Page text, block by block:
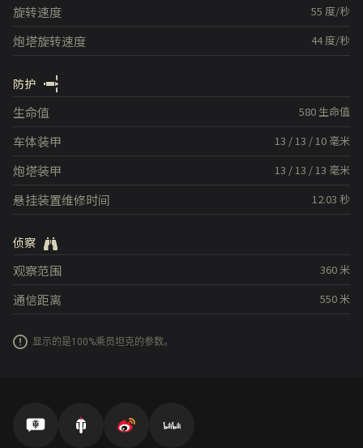
55 度/秒
旋转速度
44度/秒
炮塔旋转速度
防护
580 生命值
生命值
13 /13 /10 毫米
车体装甲
13 /13 /13 毫米
炮塔装甲
12.03 秒
悬挂装置维修时间
侦察
360米
观察范围
550米
通信距离
显示的是100%乘员坦克的参数。